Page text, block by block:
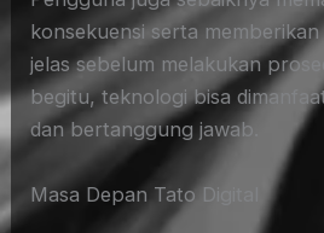
konsekuensi serta
jelas sebelum melakukan
begitu, teknologi bisa
dan bertanggung jawab.
Masa Depan Tato Digital